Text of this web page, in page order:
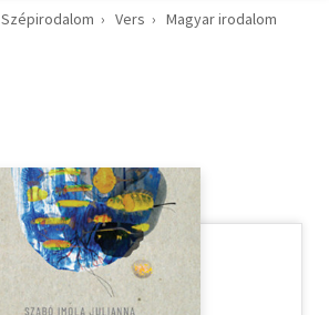
Szépirodalom Vers
Magyar irodalom